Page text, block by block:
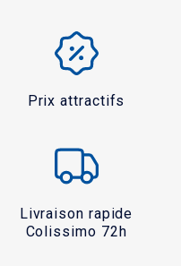
Prix attractifs
Livraison rapide
Colissimo 72h